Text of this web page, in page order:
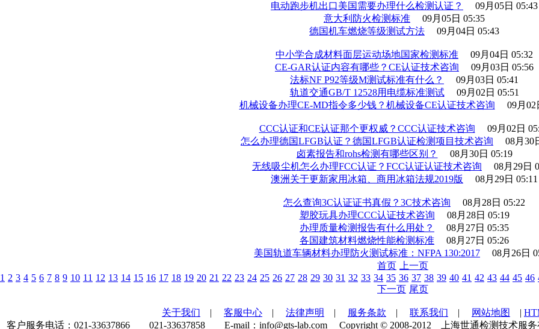
电动跑步机出口美国需要办理什么检测认证？
09月05日 05:43
意大利防火检测标准
09月05日 05:35
德国机车燃烧等级测试方法
09月04日 05:43
中小学合成材料面层运动场地国家检测标准
09月04日 05:32
CE-GAR认证内容有哪些？CE认证技术咨询
09月03日 05:56
法标NF P92等级M测试标准有什么？
09月03日 05:41
轨道交通GB/T 12528用电缆标准测试
09月02日 05:51
机械设备办理CE-MD指令多少钱？机械设备CE认证技术咨询
09月02
CCC认证和CE认证那个更权威？CCC认证技术咨询
09月02日
怎么办理德国LFGB认证？德国LFGB认证检测项目技术咨询
08月30
卤素报告和rohs检测有哪些区别？
08月30日 05:19
无线吸尘机怎么办理FCC认证？FCC认证认证技术咨询
08月29日
澳洲关于更新家用冰箱、商用冰箱法规2019版
08月29日 05:11
怎么查询3C认证证书真假？3C技术咨询
08月28日 05:22
塑胶玩具办理CCC认证技术咨询
08月28日 05:19
办理质量检测报告有什么用处？
08月27日 05:35
各国建筑材料燃烧性能检测标准
08月27日 05:26
美国轨道车辆材料办理防火测试标准：NFPA 130:2017
08月26日
首页
上一页
1 2 3 4 5 6 7 8 9 10 11 12 13 14 15 16 17 18 19 20 21 22 23 24 25 26 27 28 29 30 31 32 33 34 35 36 37 38 39 40 41 42 43 44 45 46
下一页 尾页
关于我们 | 客服中心 | 法律声明 | 服务条款 | 联系我们 | 网站地图 |
客户服务电话：021-33637866 021-33637858 E-mail：info@gts-lab.com Copyright © 2008-2012 上海世通检测技术服